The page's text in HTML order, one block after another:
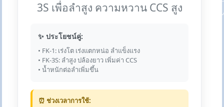
3S เพื่อลำสูง ความหวาน CCS สูง
✨ ประโยชน์คู่:
• FK-1: เร่งโต เร่งแตกหน่อ ลำแข็งแรง
• FK-3S: ลำสูง ปล้องยาว เพิ่มค่า CCS
• น้ำหนักต่อลำเพิ่มขึ้น
⏰ ช่วงเวลาการใช้: